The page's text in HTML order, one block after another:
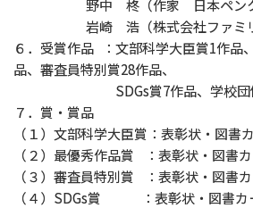
野中 柊（作家 日本ペンクラ
岩崎 浩（株式会社ファミリー
６．受賞作品 ：文部科学大臣賞1作品
品、審査員特別賞28作品、
SDGs賞7作品、学校団体
７．賞・賞品
（１）文部科学大臣賞：表彰状・図書
（２）最優秀作品賞 ：表彰状・図書カ
（３）審査員特別賞 ：表彰状・図書カ
（４）SDGs賞 ：表彰状・図書カ